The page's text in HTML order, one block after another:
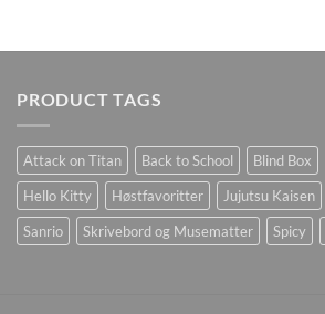
PRODUCT TAGS
Attack on Titan Back to School Blind Box
Hello Kitty
Høstfavoritter Jujutsu Kaisen
Sanrio
Skrivebord og Musematter Spicy